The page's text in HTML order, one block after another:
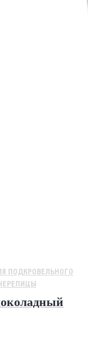
ПОДКРОВЕЛЬНОГО